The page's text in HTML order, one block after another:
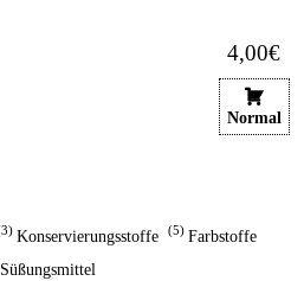
4,00€
Normal
3 Konservierungsstoffe 5 Farbstoffe
Süßungsmittel